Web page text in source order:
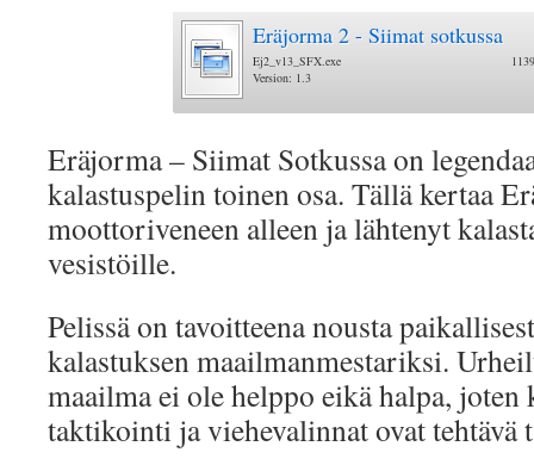
Eräjorma 2 - Siimat sotkussa
Ej2_v13_SFX.exe
Version: 1.3
Eräjorma – Siimat Sotkussa on
kalastuspelin toinen osa. Tällä kertaa
moottoriveneen alleen ja lähtenyt
vesistöille.
Pelissä on tavoitteena nousta
kalastuksen maailmanmestariksi.
maailma ei ole helppo eikä halpa, joten
taktikointi ja viehevalinnat ovat tehtävä